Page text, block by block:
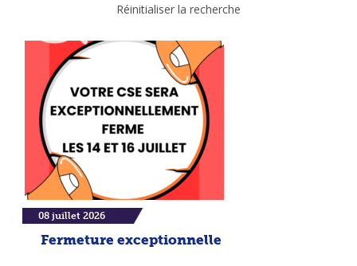
Réinitialiser la recherche
08 juillet 2026
Fermeture exceptionnelle